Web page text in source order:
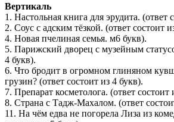
Вертикаль
1. Настольная книга для эрудита. (ответ
2. Соус с адским тёзкой. (ответ состоит
4. Новая пчелиная семья. м6 букв).
5. Парижский дворец с музейным
4 букв).
6. Что бродит в огромном глиняном
грузин? (ответ состоит из 4 букв).
7. Препарат косметолога. (ответ состоит
8. Страна с Тадж-Махалом. (ответ
11. На чём едва не погорела Лиза из